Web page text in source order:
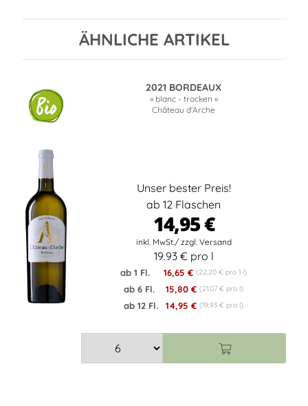
ÄHNLICHE ARTIKEL
2021 BORDEAUX
» blanc - trocken «
Château d'Arche
Unser bester Preis!
ab 12 Flaschen
14,95 €
19.93 € pro l
ab 1 Fl. 16,65 € (22,20 € pro 1 l)
ab 6 Fl. 15,80 € (21,07 € pro l)
ab 12 Fl. 14,95 € (19,93 € pro l)